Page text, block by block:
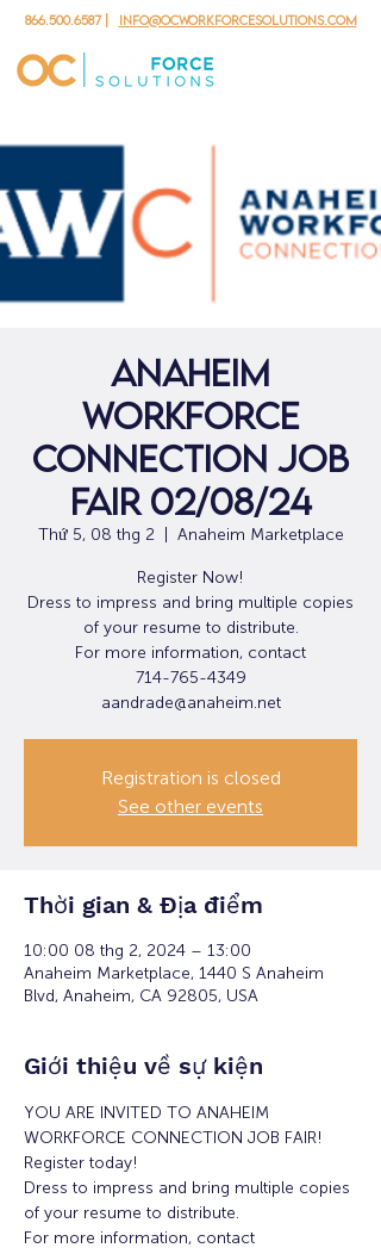
866.500.6587| info@ocworkforcesolutions.com
Anaheim
Workforce
Connection Job
Fair 02/08/24
Thứ 5, 08 thg 2
  |
Anaheim Marketplace
Register Now!
Dress to impress and bring multiple copies
of your resume to distribute.
For more information, contact
714-765-4349
aandrade@anaheim.net
Registration is closed
See other events
Thời gian & Địa điểm
10:00 08 thg 2, 2024 – 13:00
Anaheim Marketplace, 1440 S Anaheim
Blvd, Anaheim, CA 92805, USA
Giới thiệu về sự kiện
YOU ARE INVITED TO ANAHEIM
WORKFORCE CONNECTION JOB FAIR!
Register today!
Dress to impress and bring multiple copies
of your resume to distribute.
For more information, contact